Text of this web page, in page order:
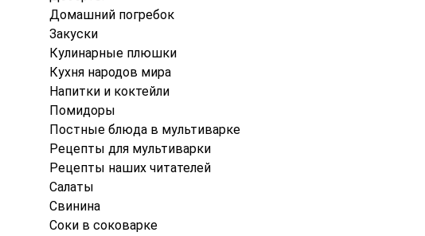
Домашний погребок
Закуски
Кулинарные плюшки
Кухня народов мира
Напитки и коктейли
Помидоры
Постные блюда в мультиварке
Рецепты для мультиварки
Рецепты наших читателей
Салаты
Свинина
Соки в соковарке